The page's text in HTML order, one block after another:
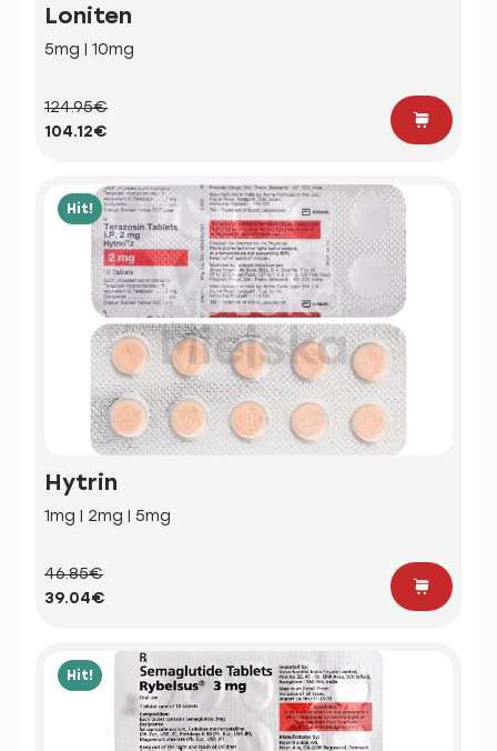
Loniten
5mg | 10mg
124.95€
104.12€
Hit!
Hytrin
1mg | 2mg | 5mg
46.85€
39.04€
Hit!